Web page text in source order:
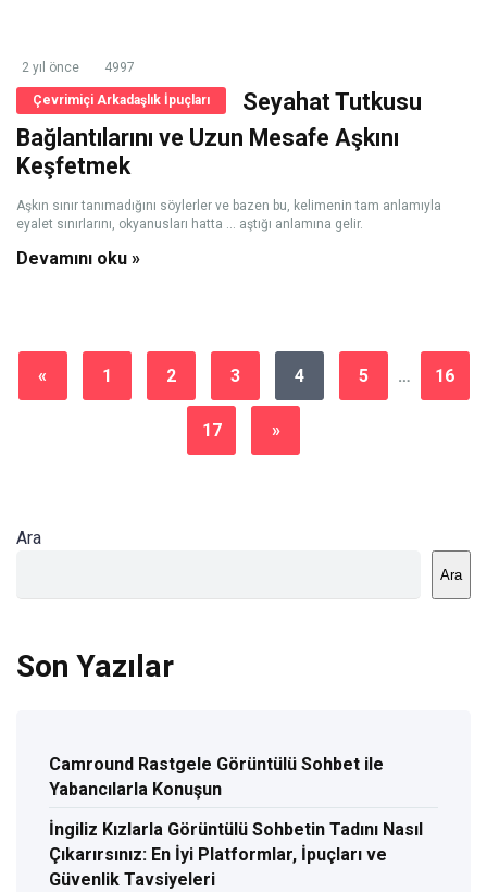
2 yıl önce 4997
Çevrimiçi Arkadaşlık İpuçları
Seyahat Tutkusu
Bağlantılarını ve Uzun Mesafe Aşkını
Keşfetmek
Aşkın sınır tanımadığını söylerler ve bazen bu, kelimenin tam anlamıyla
eyalet sınırlarını, okyanusları hatta ... aştığı anlamına gelir.
Devamını oku »
« 1 2 3 4 5 … 16
17 »
Ara
Ara
Son Yazılar
Camround Rastgele Görüntülü Sohbet ile
Yabancılarla Konuşun
İngiliz Kızlarla Görüntülü Sohbetin Tadını Nasıl
Çıkarırsınız: En İyi Platformlar, İpuçları ve
Güvenlik Tavsiyeleri